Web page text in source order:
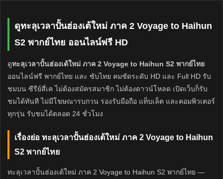
ดูทะลุเวลาปั้นฮ่องเต้ใหม่ ภาค 2 Voyage to Haihun
S2 พากย์ไทย ออนไลน์ฟรี HD
ดูทะลุเวลาปั้นฮ่องเต้ใหม่ ภาค 2 Voyage to Haihun S2 พากย์ไทย
ออนไลน์ฟรี พากย์ไทย และ ซับไทย คมชัดระดับ HD และ Full HD รับ
ชมบน ซีรีย์สี่เค ไม่ต้องสมัครสมาชิก ไม่ต้องดาวน์โหลด เปิดเว็บก็รับ
ชมได้ทันที ไม่มีโฆษณารบกวน รองรับมือถือ แท็บเล็ต และคอมพิวเตอร์
ทุกรุ่น รับชมได้ตลอด 24 ชั่วโมง
เรื่องย่อ ทะลุเวลาปั้นฮ่องเต้ใหม่ ภาค 2 Voyage to Haihun
S2 พากย์ไทย
ทะลุเวลาปั้นฮ่องเต้ใหม่ ภาค 2 Voyage to Haihun S2 พากย์ไทย —